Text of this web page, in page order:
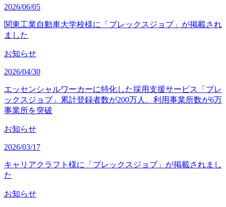
2026/06/05
関東工業自動車大学校様に「プレックスジョブ」が掲載され
ました
お知らせ
2026/04/30
エッセンシャルワーカーに特化した採用支援サービス「プレ
ックスジョブ」累計登録者数が200万人、利用事業所数が6万
事業所を突破
お知らせ
2026/03/17
キャリアクラフト様に「プレックスジョブ」が掲載されまし
た
お知らせ